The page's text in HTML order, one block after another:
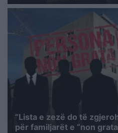
“Lista e zezë do të
për familjarët e “non